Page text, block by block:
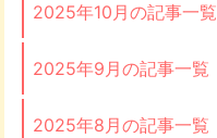
2025年10月の記事一覧
2025年9月の記事一覧
2025年8月の記事一覧